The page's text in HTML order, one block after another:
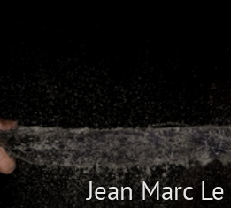
Jean Marc